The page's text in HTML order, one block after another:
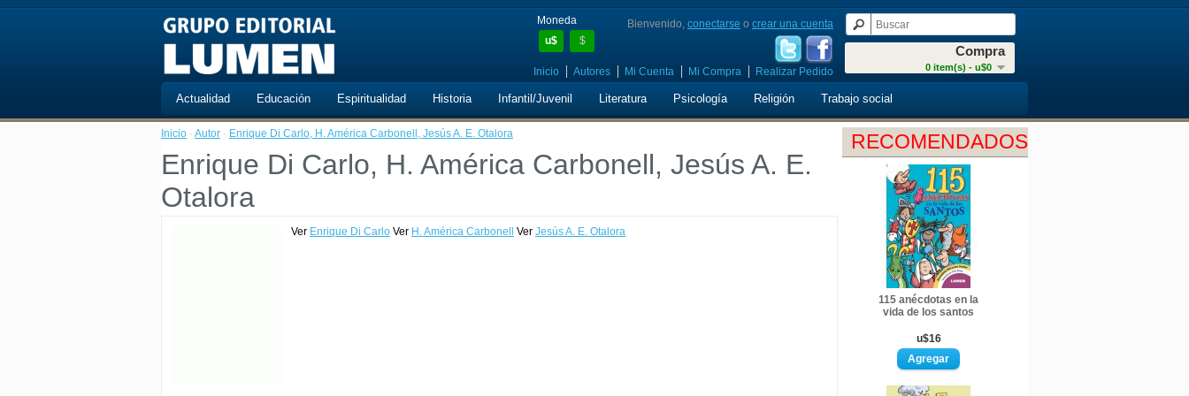
Moneda
u$
$
Compra
0 item(s) - u$0
Bienvenido, conectarse o crear una cuenta
Inicio Autores Mi Cuenta Mi Compra Realizar Pedido
Actualidad Educación Espiritualidad Historia Infantil/Juvenil Literatura Psicología Religión Trabajo social
RECOMENDADOS
115 anécdotas en la
vida de los santos
u$16
Inicio · Autor · Enrique Di Carlo, H. América Carbonell, Jesús A. E. Otalora
Enrique Di Carlo, H. América Carbonell, Jesús A. E.
Otalora
Ver Enrique Di Carlo Ver H. América Carbonell Ver Jesús A. E. Otalora